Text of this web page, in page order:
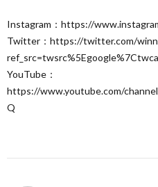
Instagram：https://
Twitter：https://twitter.com/
YouTube：
https://www.youtube.com/
Q